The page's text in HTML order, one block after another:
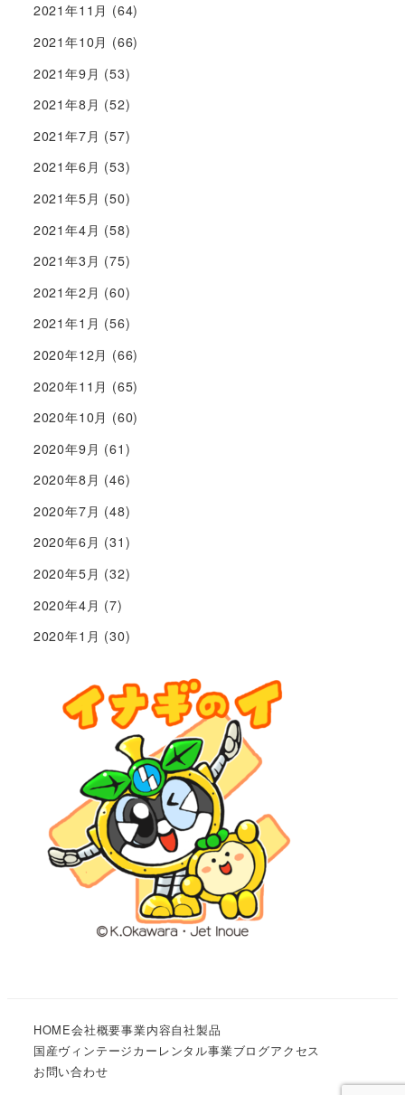
2021年11月 (64)
2021年10月 (66)
2021年9月 (53)
2021年8月 (52)
2021年7月 (57)
2021年6月 (53)
2021年5月 (50)
2021年4月 (58)
2021年3月 (75)
2021年2月 (60)
2021年1月 (56)
2020年12月 (66)
2020年11月 (65)
2020年10月 (60)
2020年9月 (61)
2020年8月 (46)
2020年7月 (48)
2020年6月 (31)
2020年5月 (32)
2020年4月 (7)
2020年1月 (30)
HOME会社概要事業内容自社製品
国産ヴィンテージカーレンタル事業ブログアクセス
お問い合わせ